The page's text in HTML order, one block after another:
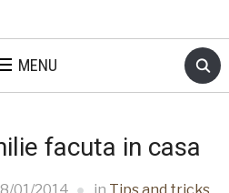
MENU
facuta in casa